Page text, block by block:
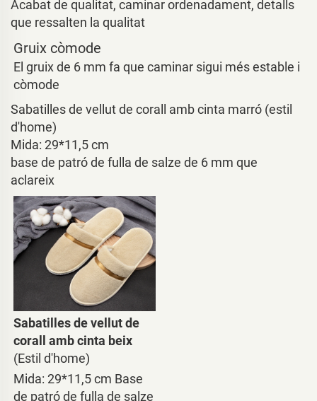
Acabat de qualitat, caminar ordenadament, detalls
que ressalten la qualitat
Gruix còmode
El gruix de 6 mm fa que caminar sigui més estable i
còmode
Sabatilles de vellut de corall amb cinta marró (estil
d'home)
Mida: 29*11,5 cm
base de patró de fulla de salze de 6 mm que
aclareix
Sabatilles de vellut de
corall amb cinta beix
(Estil d'home)
Mida: 29*11,5 cm Base
de patró de fulla de salze